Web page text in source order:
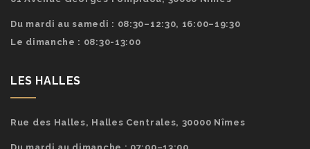
Du mardi au samedi : 08:30–12:30, 16:00–19:30
Le dimanche : 08:30-13:00
Du mardi au dimanche : 07:00–13:00